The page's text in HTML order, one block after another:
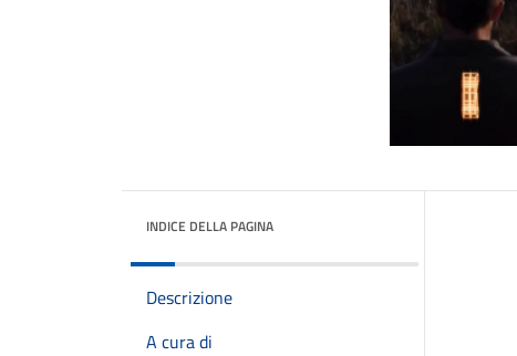
INDICE DELLA PAGINA
Descrizione
A cura di